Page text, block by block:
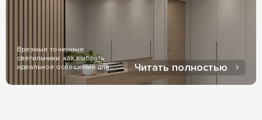
Врезные точечные
светильники: как выбрать
идеальное освещение для
Читать полностью